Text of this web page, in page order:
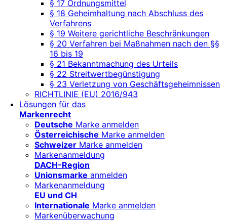
§ 17 Ordnungsmittel
§ 18 Geheimhaltung nach Abschluss des
Verfahrens
§ 19 Weitere gerichtliche Beschränkungen
§ 20 Verfahren bei Maßnahmen nach den §§
16 bis 19
§ 21 Bekanntmachung des Urteils
§ 22 Streitwertbegünstigung
§ 23 Verletzung von Geschäftsgeheimnissen
RICHTLINIE (EU) 2016/943
Lösungen für das
Markenrecht
Deutsche Marke anmelden
Österreichische Marke anmelden
Schweizer Marke anmelden
Markenanmeldung
DACH-Region
Unionsmarke anmelden
Markenanmeldung
EU und CH
Internationale Marke anmelden
Markenüberwachung